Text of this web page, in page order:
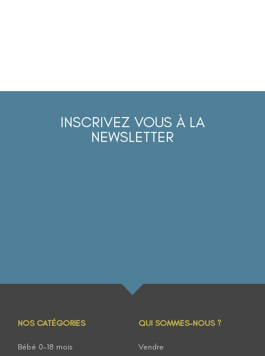
INSCRIVEZ VOUS À LA
NEWSLETTER
NOS CATÉGORIES
Bébé 0-18 mois
QUI SOMMES-NOUS ?
Vendre